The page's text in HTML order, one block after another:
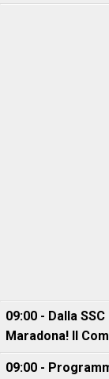
09:00 - Dalla
Maradona! Il
09:00 -